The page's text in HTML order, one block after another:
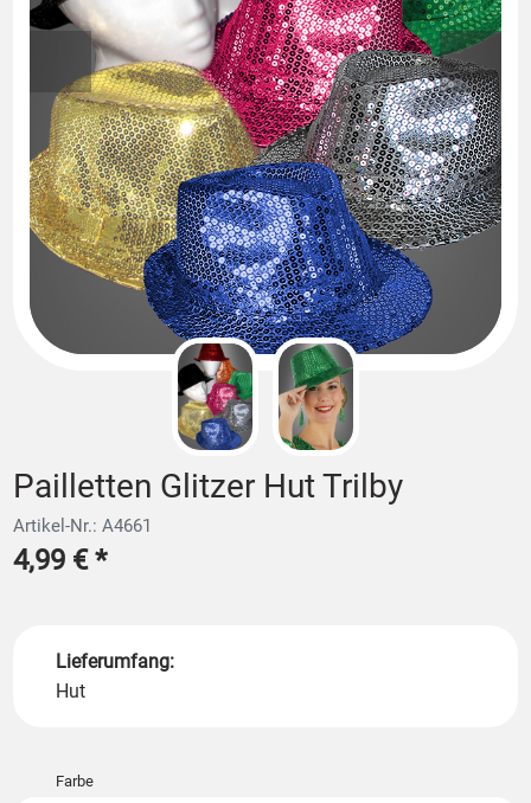
Pailletten Glitzer Hut Trilby
Artikel-Nr.: A4661
4,99 €*
Lieferumfang:
Hut
Farbe